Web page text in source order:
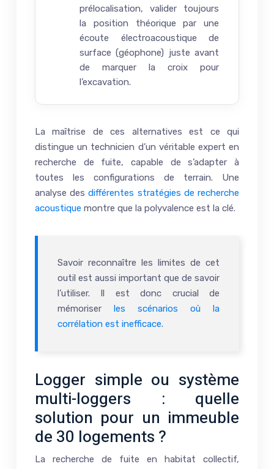
prélocalisation, valider toujours
la position théorique par une
écoute électroacoustique de
surface (géophone) juste avant
de marquer la croix pour
l’excavation.
La maîtrise de ces alternatives est ce qui
distingue un technicien d’un véritable expert en
recherche de fuite, capable de s’adapter à
toutes les configurations de terrain. Une
analyse desdifférentes stratégies de recherche
acoustique montre que la polyvalence est la clé.
Savoir reconnaître les limites de cet
outil est aussi important que de savoir
l’utiliser. Il est donc crucial de
mémoriser les scénarios où la
corrélation est inefficace.
Logger simple ou système
multi-loggers : quelle
solution pour un immeuble
de 30 logements ?
La recherche de fuite en habitat collectif,